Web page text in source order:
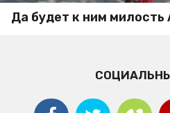
Да будет к ним милость